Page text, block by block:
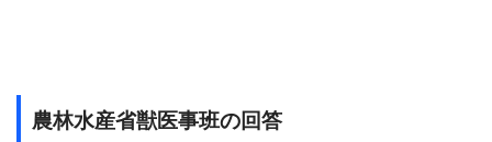
農林水産省獣医事班の回答